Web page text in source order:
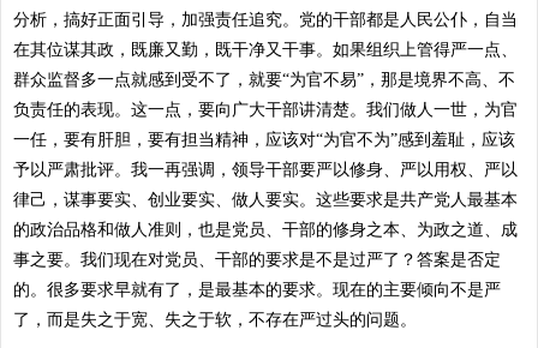
分析，搞好正面引导，加强责任追究。党的干部都是人民公仆，自当
在其位谋其政，既廉又勤，既干净又干事。如果组织上管得严一点、
群众监督多一点就感到受不了，就要“为官不易”，那是境界不高、不
负责任的表现。这一点，要向广大干部讲清楚。我们做人一世，为官
一任，要有肝胆，要有担当精神，应该对“为官不为”感到羞耻，应该
予以严肃批评。我一再强调，领导干部要严以修身、严以用权、严以
律己，谋事要实、创业要实、做人要实。这些要求是共产党人最基本
的政治品格和做人准则，也是党员、干部的修身之本、为政之道、成
事之要。我们现在对党员、干部的要求是不是过严了？答案是否定
的。很多要求早就有了，是最基本的要求。现在的主要倾向不是严
了，而是失之于宽、失之于软，不存在严过头的问题。